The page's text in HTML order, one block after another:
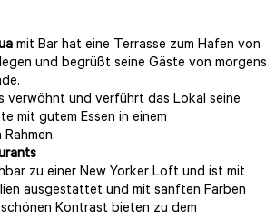
mit Bar hat eine Terrasse zum Hafen von
und begrüßt seine Gäste von morgens
verwöhnt und verführt das Lokal seine
mit gutem Essen in einem
zu einer New Yorker Loft und ist mit
ausgestattet und mit sanften Farben
Kontrast bieten zu dem